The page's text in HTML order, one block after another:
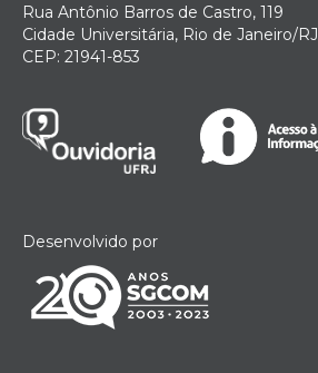
Rua Antônio Barros de Castro, 119
Cidade Universitária, Rio de Janeiro/RJ
CEP: 21941-853
Desenvolvido por